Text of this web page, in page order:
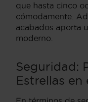
que hasta cinco
cómodamente.
acabados aporta
moderno.
Seguridad:
Estrellas en